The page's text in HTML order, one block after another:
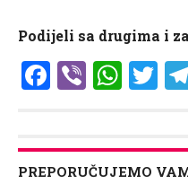
Podijeli sa drugima i
Facebook
Viber
PREPORUČUJEMO